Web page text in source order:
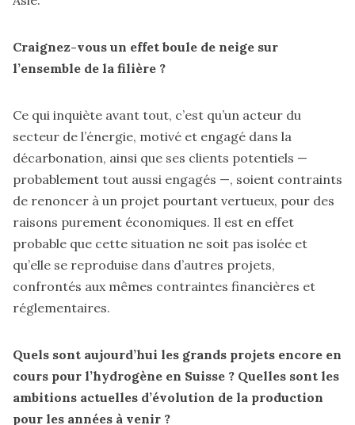
Craignez-vous un effet boule de neige sur
l’ensemble de la filière ?
Ce qui inquiète avant tout, c’est qu’un acteur du
secteur de l’énergie, motivé et engagé dans la
décarbonation, ainsi que ses clients potentiels —
probablement tout aussi engagés —, soient contraints
de renoncer à un projet pourtant vertueux, pour des
raisons purement économiques. Il est en effet
probable que cette situation ne soit pas isolée et
qu’elle se reproduise dans d’autres projets,
confrontés aux mêmes contraintes financières et
réglementaires.
Quels sont aujourd’hui les grands projets encore en
cours pour l’hydrogène en Suisse ? Quelles sont les
ambitions actuelles d’évolution de la production
pour les années à venir ?